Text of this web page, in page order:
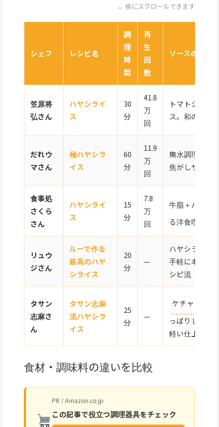
← 横にスクロールできます
シェフ レシピ名
調
理
時
間
再
生
回
数
ソースの特徴
笠原将
弘さん
ハヤシライ
ス
30
分
41.8
万
回
トマトジュー
ス。和の調味
だれウ
マさん
極ハヤシラ
イス
60
分
11.9
万
回
無水調理＋イ
焦がしザラメ
食事処
さくら
さん
ハヤシライ
ス
15
分
7.8
万
回
牛脂＋パルメ
る洋食喫茶ス
リュウ
ジさん
ルーで作る
最高のハヤ
シライス
20
分
—
ハヤシライス
手軽に本格的
シピ流
タサン
志麻さ
ん
タサン志麻
流ハヤシラ
イス
25
分
—
ケチャップ
っぱりしたト
軽い仕上がり
食材・調味料の違いを比較
PR / Amazon.co.jp
この記事で役立つ調理器具をチェック